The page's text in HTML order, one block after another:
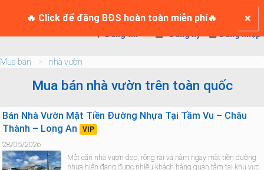
🔥 Click để đăng BĐS hoàn toàn miễn phí🔥 ×
Đăng nhập
Login
Mua bán nhà vườn
Mua bán nhà vườn trên toàn quốc
Bán Nhà Vườn Mặt Tiền Đường Nhựa Tại Tầm Vu – Châu
Thành – Long An
VIP
28/05/2026
Một căn nhà vườn đẹp, rộng rãi và nằm ngay mặt tiền đường
nhựa hiện đang được nhiều khách hàng quan tâm tại khu vực